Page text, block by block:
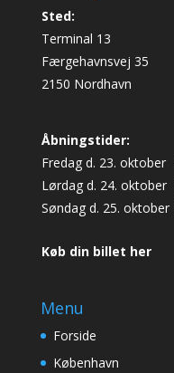
Sted:
Terminal 13
Færgehavnsvej 35
2150 Nordhavn
Åbningstider:
Fredag d. 23. oktober
Lørdag d. 24. oktober
Søndag d. 25. oktober
Køb din billet her
Menu
Forside
København